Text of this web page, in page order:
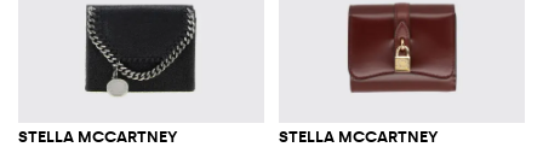
STELLA MCCARTNEY STELLA MCCARTNEY